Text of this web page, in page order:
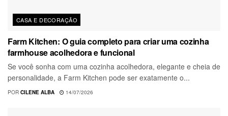
CASA E DECORAÇÃO
Farm Kitchen: O guia completo para criar uma cozinha
farmhouse acolhedora e funcional
Se você sonha com uma cozinha acolhedora, elegante e cheia de
personalidade, a Farm Kitchen pode ser exatamente o...
POR CILENE ALBA 14/07/2026